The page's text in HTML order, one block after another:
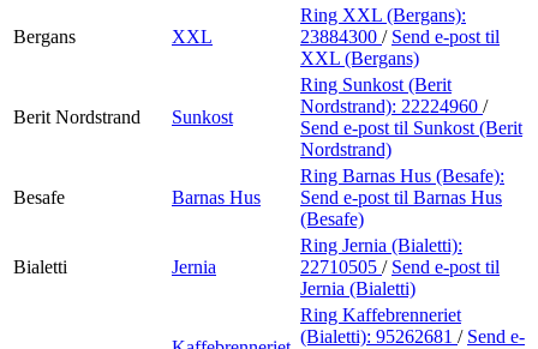
Bergans XXL
Ring XXL (Bergans):
23884300 / Send e-post til
XXL (Bergans)
Berit Nordstrand Sunkost
Ring Sunkost (Berit
Nordstrand): 22224960 /
Send e-post til Sunkost (Berit
Nordstrand)
Besafe Barnas Hus
Ring Barnas Hus (Besafe):
Send e-post til Barnas Hus
(Besafe)
Bialetti Jernia
Ring Jernia (Bialetti):
22710505 / Send e-post til
Jernia (Bialetti)
Ring Kaffebrenneriet
(Bialetti): 95262681 / Send e-